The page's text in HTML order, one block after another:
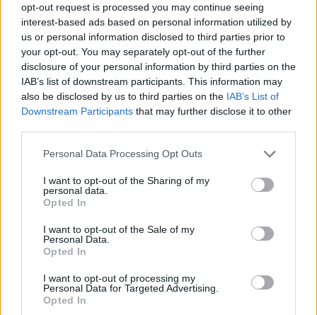
opt-out request is processed you may continue seeing
interest-based ads based on personal information utilized by
us or personal information disclosed to third parties prior to
your opt-out. You may separately opt-out of the further
disclosure of your personal information by third parties on the
IAB’s list of downstream participants. This information may
also be disclosed by us to third parties on the IAB’s List of
Downstream Participants that may further disclose it to other
Personal Data Processing Opt Outs
I want to opt-out of the Sharing of my
personal data.
Opted In
I want to opt-out of the Sale of my
Personal Data.
Opted In
I want to opt-out of processing my
Personal Data for Targeted Advertising.
Opted In